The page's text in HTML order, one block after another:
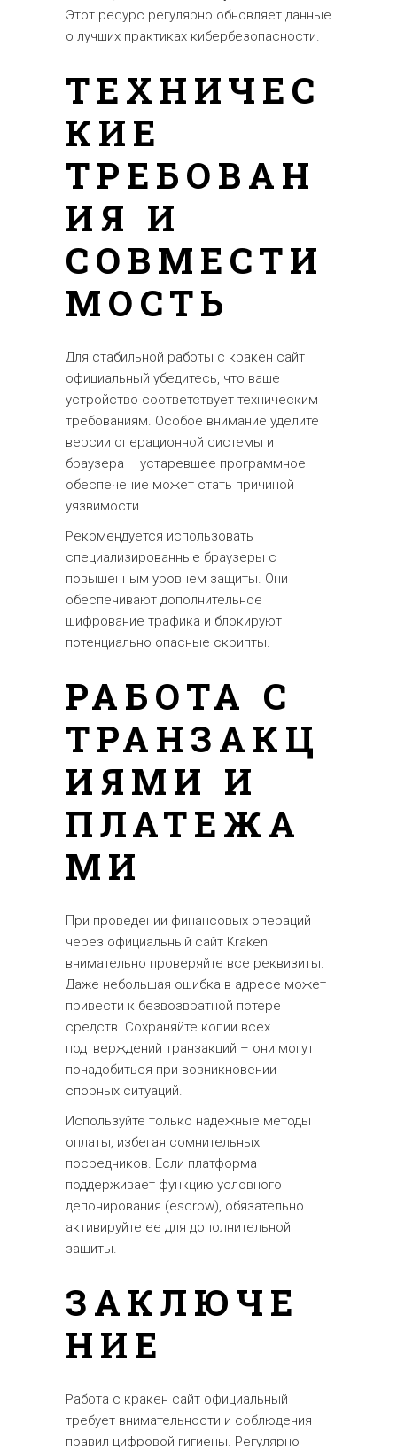
Этот ресурс регулярно обновляет данные
о лучших практиках кибербезопасности.
ТЕХНИЧЕС
КИЕ
ТРЕБОВАН
ИЯ И
СОВМЕСТИ
МОСТЬ
Для стабильной работы с кракен сайт
официальный убедитесь, что ваше
устройство соответствует техническим
требованиям. Особое внимание уделите
версии операционной системы и
браузера – устаревшее программное
обеспечение может стать причиной
уязвимости.
Рекомендуется использовать
специализированные браузеры с
повышенным уровнем защиты. Они
обеспечивают дополнительное
шифрование трафика и блокируют
потенциально опасные скрипты.
РАБОТА С
ТРАНЗАКЦ
ИЯМИ И
ПЛАТЕЖА
МИ
При проведении финансовых операций
через официальный сайт Kraken
внимательно проверяйте все реквизиты.
Даже небольшая ошибка в адресе может
привести к безвозвратной потере
средств. Сохраняйте копии всех
подтверждений транзакций – они могут
понадобиться при возникновении
спорных ситуаций.
Используйте только надежные методы
оплаты, избегая сомнительных
посредников. Если платформа
поддерживает функцию условного
депонирования (escrow), обязательно
активируйте ее для дополнительной
защиты.
ЗАКЛЮЧЕ
НИЕ
Работа с кракен сайт официальный
требует внимательности и соблюдения
правил цифровой гигиены. Регулярно